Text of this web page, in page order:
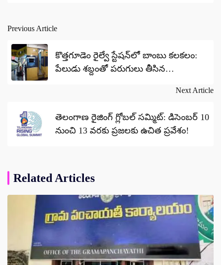
Post
navigation
Previous Article
కొత్తగూడెం రైల్వే స్టేషన్‌లో బాంబు కలకలం:
పేలుడు శబ్దంతో పరుగులు తీసిన
Next Article
తెలంగాణ రైజింగ్ గ్లోబల్ సమ్మిట్: డిసెంబర్ 10
నుంచి 13 వరకు ప్రజలకు ఉచిత ప్రవేశం!
Related Articles